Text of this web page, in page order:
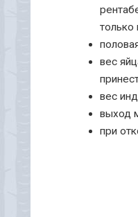
только
вес
вес
выход
при